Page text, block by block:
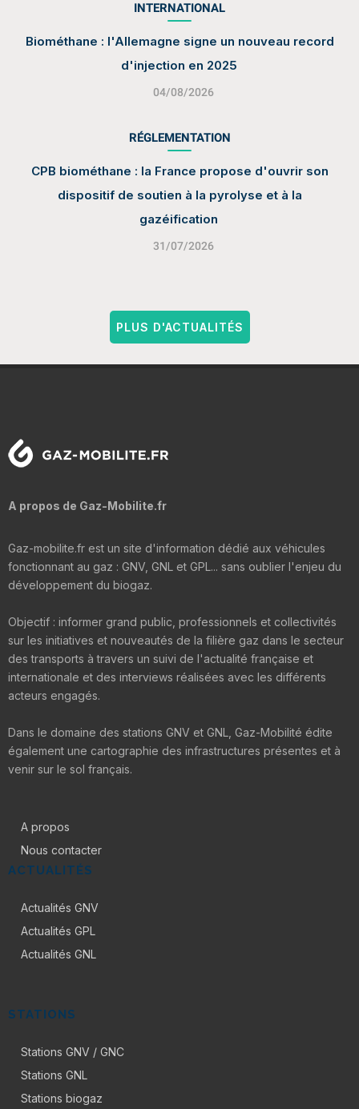
INTERNATIONAL
Biométhane : l'Allemagne signe un nouveau record
d'injection en 2025
04/08/2026
RÉGLEMENTATION
CPB biométhane : la France propose d'ouvrir son
dispositif de soutien à la pyrolyse et à la
gazéification
31/07/2026
PLUS D'ACTUALITÉS
A propos de Gaz-Mobilite.fr
Gaz-mobilite.fr est un site d'information dédié aux véhicules
fonctionnant au gaz : GNV, GNL et GPL... sans oublier l'enjeu du
développement du biogaz.
Objectif : informer grand public, professionnels et collectivités
sur les initiatives et nouveautés de la filière gaz dans le secteur
des transports à travers un suivi de l'actualité française et
internationale et des interviews réalisées avec les différents
acteurs engagés.
Dans le domaine des stations GNV et GNL, Gaz-Mobilité édite
également une cartographie des infrastructures présentes et à
venir sur le sol français.
A propos
Nous contacter
ACTUALITÉS
Actualités GNV
Actualités GPL
Actualités GNL
STATIONS
Stations GNV / GNC
Stations GNL
Stations biogaz